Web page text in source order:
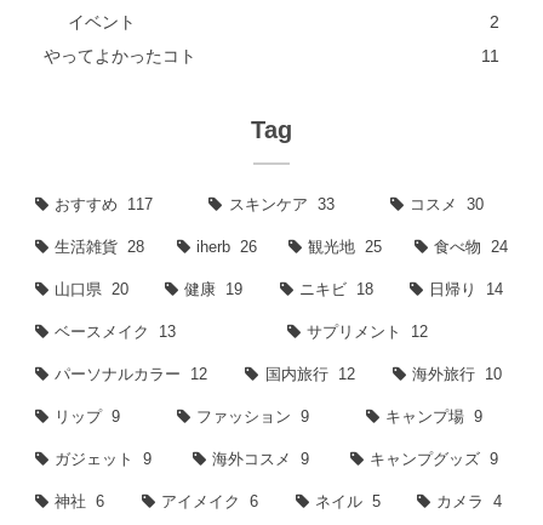
イベント
2
やってよかったコト
11
Tag
おすすめ 117 スキンケア 33 コスメ 30
生活雑貨 28 iherb 26 観光地 25 食べ物 24
山口県 20 健康 19 ニキビ 18 日帰り 14
ベースメイク 13 サプリメント 12
パーソナルカラー 12 国内旅行 12 海外旅行 10
リップ 9 ファッション 9 キャンプ場 9
ガジェット 9 海外コスメ 9 キャンプグッズ 9
神社 6 アイメイク 6 ネイル 5 カメラ 4